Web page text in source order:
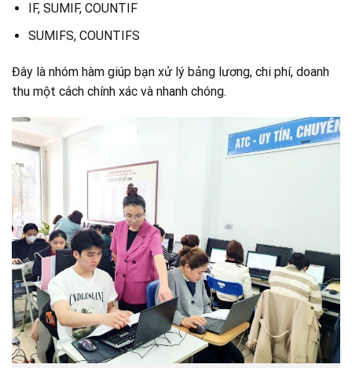
IF, SUMIF, COUNTIF
SUMIFS, COUNTIFS
Đây là nhóm hàm giúp bạn xử lý bảng lương, chi phí, doanh
thu một cách chính xác và nhanh chóng.